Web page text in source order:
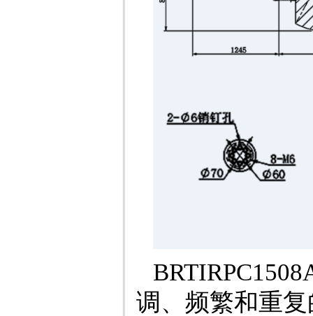
调、频繁和重